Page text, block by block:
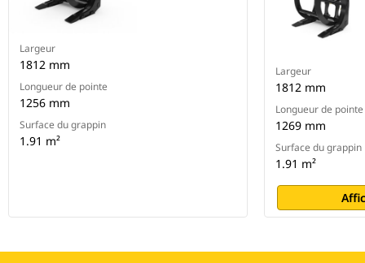
Largeur
1812 mm
Longueur de pointe
1256 mm
Surface du grappin
1.91 m²
Largeur
1812 mm
Longueur de pointe
1269 mm
Surface du grappin
1.91 m²